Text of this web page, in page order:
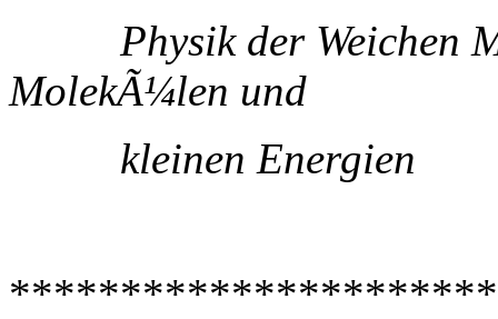
Physik der Weichen
MolekÃ¼len und
kleinen Energien